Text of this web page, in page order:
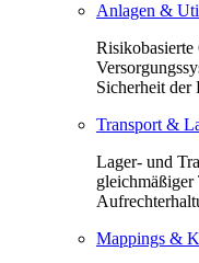
Anlagen &
Risikobasierte
Sicherheit der
Transport &
Lager- und
Mappings &